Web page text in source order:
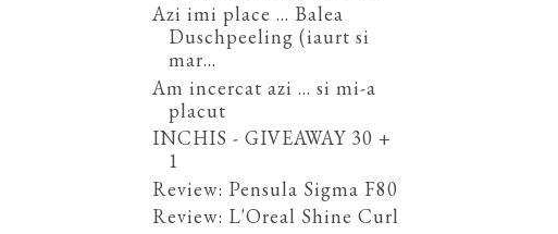
Azi imi place ... Balea
Duschpeeling (iaurt si
mar...
Am incercat azi ... si mi-a
placut
INCHIS - GIVEAWAY 30 +
1
Review: Pensula Sigma F80
Review: L'Oreal Shine Curl